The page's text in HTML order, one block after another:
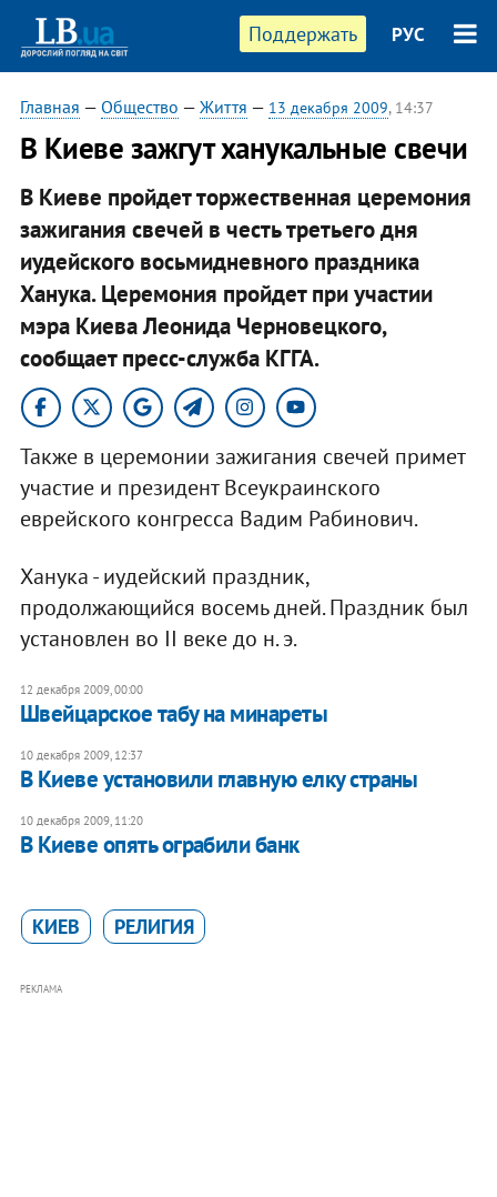
Поддержать РУС
Главная — Общество — Життя — 13 декабря 2009, 14:37
В Киеве зажгут ханукальные свечи
В Киеве пройдет торжественная церемония
зажигания свечей в честь третьего дня
иудейского восьмидневного праздника
Ханука. Церемония пройдет при участии
мэра Киева Леонида Черновецкого,
сообщает пресс-служба КГГА.
Также в церемонии зажигания свечей примет
участие и президент Всеукраинского
еврейского конгресса Вадим Рабинович.
Ханука - иудейский праздник,
продолжающийся восемь дней. Праздник был
установлен во II веке до н. э.
12 декабря 2009, 00:00
Швейцарское табу на минареты
10 декабря 2009, 12:37
В Киеве установили главную елку страны
10 декабря 2009, 11:20
В Киеве опять ограбили банк
КИЕВ РЕЛИГИЯ
РЕКЛАМА